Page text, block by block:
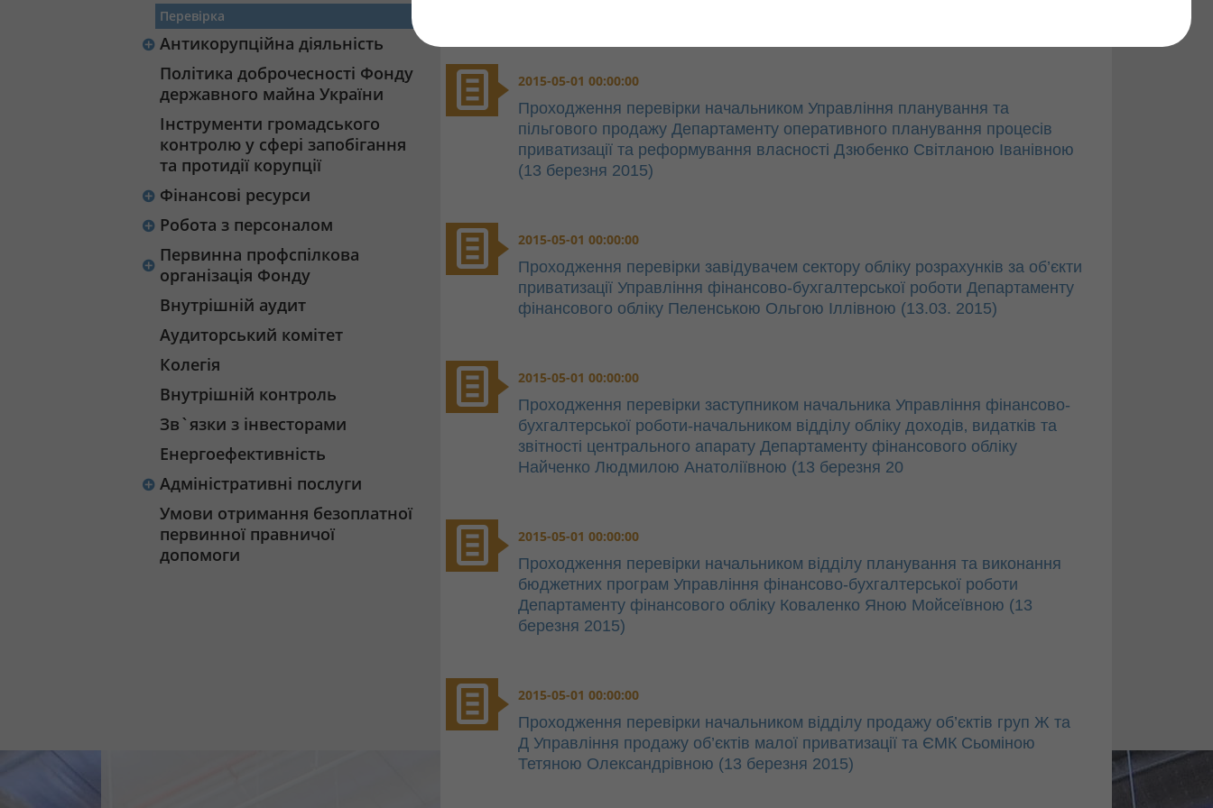
Перевірка
Антикорупційна діяльність
Політика доброчесності Фонду
державного майна України
Інструменти громадського
контролю у сфері запобігання
та протидії корупції
Фінансові ресурси
Робота з персоналом
Первинна профспілкова
організація Фонду
Внутрішній аудит
Аудиторський комітет
Колегія
Внутрішній контроль
Зв`язки з інвесторами
Енергоефективність
Адміністративні послуги
Умови отримання безоплатної
первинної правничої
допомоги
2015-05-01 00:00:00
Проходження перевірки начальником Управління планування та
пільгового продажу Департаменту оперативного планування процесів
приватизації та реформування власності Дзюбенко Світланою Іванівною
(13 березня 2015)
2015-05-01 00:00:00
Проходження перевірки завідувачем сектору обліку розрахунків за об’єкти
приватизації Управління фінансово-бухгалтерської роботи Департаменту
фінансового обліку Пеленською Ольгою Іллівною (13.03. 2015)
2015-05-01 00:00:00
Проходження перевірки заступником начальника Управління фінансово-
бухгалтерської роботи-начальником відділу обліку доходів‚ видатків та
звітності центрального апарату Департаменту фінансового обліку
Найченко Людмилою Анатоліївною (13 березня 20
2015-05-01 00:00:00
Проходження перевірки начальником відділу планування та виконання
бюджетних програм Управління фінансово-бухгалтерської роботи
Департаменту фінансового обліку Коваленко Яною Мойсеївною (13
березня 2015)
2015-05-01 00:00:00
Проходження перевірки начальником відділу продажу об’єктів груп Ж та
Д Управління продажу об’єктів малої приватизації та ЄМК Сьоміною
Тетяною Олександрівною (13 березня 2015)